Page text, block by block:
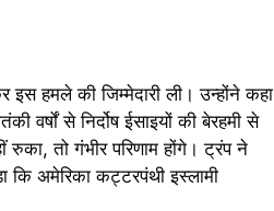
हमले की जिम्मेदारी ली। उन्होंने कहा
से निर्दोष ईसाइयों की बेरहमी से
रुका, तो गंभीर परिणाम होंगे। ट्रंप ने
अमेरिका कट्टरपंथी इस्लामी